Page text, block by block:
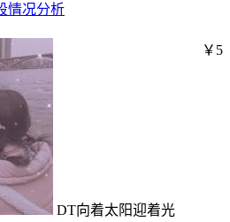
情况分析
DT向着太阳迎着光
￥5